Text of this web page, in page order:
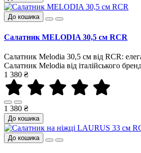
До кошика
Салатник MELODIA 30,5 см RCR
Салатник Melodia 30,5 см від RCR:
Салатник Melodia від італійського
1 380 ₴
1 380 ₴
До кошика
До кошика